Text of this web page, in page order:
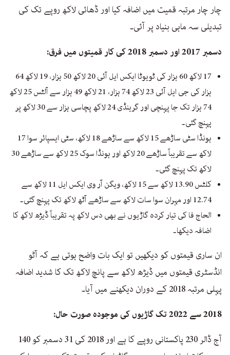
چار چار مرتبہ قمیت میں اضافہ کیا اور ڈھائی لاکھ روپے تک کی
تبدیلی سہ ماہی بنیاد پر آئی۔
دسمبر 2017 اور دسمبر 2018 کی کار قمیتوں میں فرق:
17 لاکھ 60 ہزار کی ٹویوٹا ایکس ایل آئی 20 لاکھ 50 ہزار، 19 لاکھ 64
ہزار کی جی ایل آئی 23 لاکھ 74 ہزار، 21 لاکھ 49 ہزار سے آلٹس 25 لاکھ
74 ہزار تک جا پہنچی اور گرینڈی 24 لاکھ پچاسی ہزار سے 30 لاکھ پر
پہنچ گئی۔
ہونڈا سٹی ساڑھے 15 لاکھ سے ساڑھے 18 لاکھ، سٹی ایسپائر سوا 17
لاکھ سے تقریباً ساڑھے 20 لاکھ اور ہونڈا سوک 25 لاکھ سے ساڑھے 30
لاکھ تک پہنچ گئی۔
کلٹس 13.90 لاکھ سے 15 لاکھ، ویگن آر وی ایکس ایل 11 لاکھ سے
12.74 اور مہران سوا سات لاکھ سے ساڑھے آٹھ لاکھ تک پہنچ گئی۔
الحاج فا کی تیار کردہ گاڑیوں نے بھی دس لاکھ پہ تقریباً ڈیڑھ لاکھ کا
اضافہ دیکھا۔
ان ساری قیمتوں کو دیکھیں تو ایک بات واضح ہوتی ہے کہ آٹو
انڈسٹری قیمتوں میں ڈیڑھ لاکھ سے پانچ لاکھ تک کا شدید اضافہ
پہلی مرتبہ 2018 کے دوران دیکھنے میں آیا۔
2018 سے 2022 تک گاڑیوں کی موجودہ صورت حال:
آج ڈالر 230 پاکستانی روپے کا ہے اور 2018 کی 31 دسمبر کو 140